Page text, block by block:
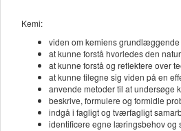
Kemi:
viden om kemiens
at kunne forstå hvorledes den
at kunne forstå og reflektere over
at kunne tilegne sig viden på en
anvende metoder til at undersøge
beskrive, formulere og formidle
indgå i fagligt og tværfagligt
identificere egne læringsbehov